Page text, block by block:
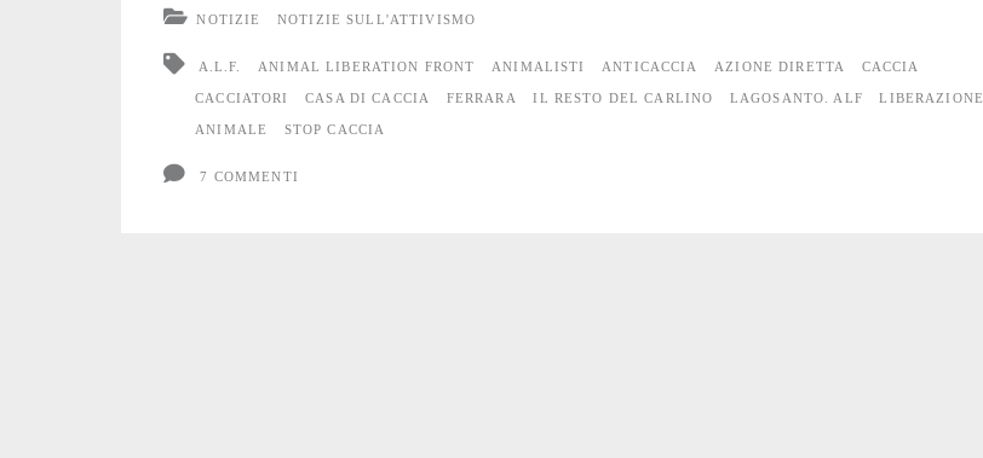
di
caccia
NOTIZIE NOTIZIE SULL'ATTIVISMO
A.L.F. ANIMAL LIBERATION FRONT ANIMALISTI ANTICACCIA AZIONE DIRETTA CACCIA
CACCIATORI CASA DI CACCIA FERRARA IL RESTO DEL CARLINO LAGOSANTO. ALF LIBERAZIONE
ANIMALE STOP CACCIA
7 COMMENTI